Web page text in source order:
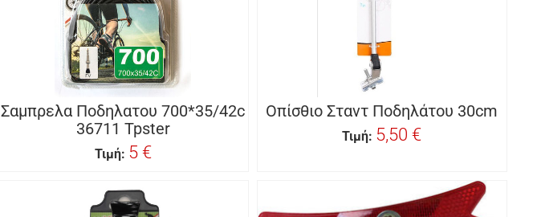
Σαμπρελα Ποδηλατου 700*35/42c
36711 Tpster
Τιμή: 5 €
Οπίσθιο Σταντ Ποδηλάτου 30cm
Τιμή: 5,50 €